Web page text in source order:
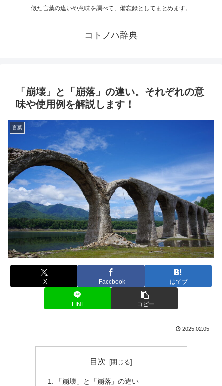
似た言葉の違いや意味を調べて、備忘録としてまとめます。
コトノハ辞典
「崩壊」と「崩落」の違い。それぞれの意
味や使用例を解説します！
言葉
X Facebook はてブ
LINE コピー
2025.02.05
目次
「崩壊」と「崩落」の違い